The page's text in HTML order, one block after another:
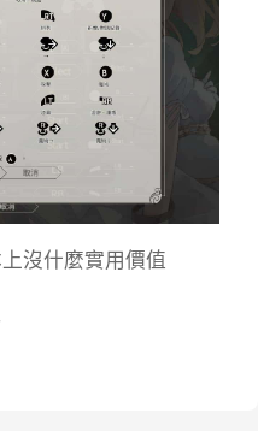
沒什麼實用價值